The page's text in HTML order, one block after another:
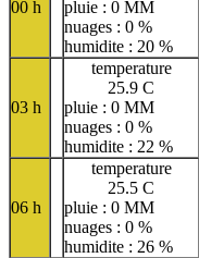
00 h
pluie : 0 MM
nuages : 0 %
humidite : 20 %
03 h
temperature
25.9 C
pluie : 0 MM
nuages : 0 %
humidite : 22 %
06 h
temperature
25.5 C
pluie : 0 MM
nuages : 0 %
humidite : 26 %